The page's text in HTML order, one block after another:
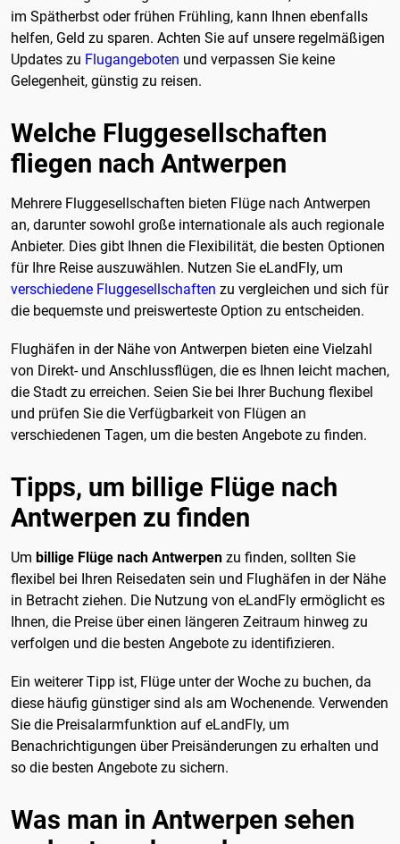
im Spätherbst oder frühen Frühling, kann Ihnen ebenfalls
helfen, Geld zu sparen. Achten Sie auf unsere regelmäßigen
Updates zu Flugangeboten und verpassen Sie keine
Gelegenheit, günstig zu reisen.
Welche Fluggesellschaften
fliegen nach Antwerpen
Mehrere Fluggesellschaften bieten Flüge nach Antwerpen
an, darunter sowohl große internationale als auch regionale
Anbieter. Dies gibt Ihnen die Flexibilität, die besten Optionen
für Ihre Reise auszuwählen. Nutzen Sie eLandFly, um
verschiedene Fluggesellschaften zu vergleichen und sich für
die bequemste und preiswerteste Option zu entscheiden.
Flughäfen in der Nähe von Antwerpen bieten eine Vielzahl
von Direkt- und Anschlussflügen, die es Ihnen leicht machen,
die Stadt zu erreichen. Seien Sie bei Ihrer Buchung flexibel
und prüfen Sie die Verfügbarkeit von Flügen an
verschiedenen Tagen, um die besten Angebote zu finden.
Tipps, um billige Flüge nach
Antwerpen zu finden
Um billige Flüge nach Antwerpen zu finden, sollten Sie
flexibel bei Ihren Reisedaten sein und Flughäfen in der Nähe
in Betracht ziehen. Die Nutzung von eLandFly ermöglicht es
Ihnen, die Preise über einen längeren Zeitraum hinweg zu
verfolgen und die besten Angebote zu identifizieren.
Ein weiterer Tipp ist, Flüge unter der Woche zu buchen, da
diese häufig günstiger sind als am Wochenende. Verwenden
Sie die Preisalarmfunktion auf eLandFly, um
Benachrichtigungen über Preisänderungen zu erhalten und
so die besten Angebote zu sichern.
Was man in Antwerpen sehen